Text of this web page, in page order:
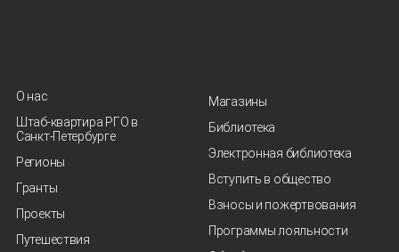
О нас
Штаб-квартира РГО в
Санкт‑Петербурге
Регионы
Гранты
Проекты
Путешествия
Магазины
Библиотека
Электронная библиотека
Вступить в общество
Взносы и пожертвования
Программы лояльности